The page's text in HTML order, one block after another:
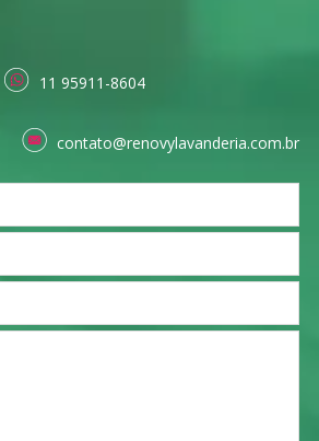
11 95911-8604
contato@renovylavanderia.com.br